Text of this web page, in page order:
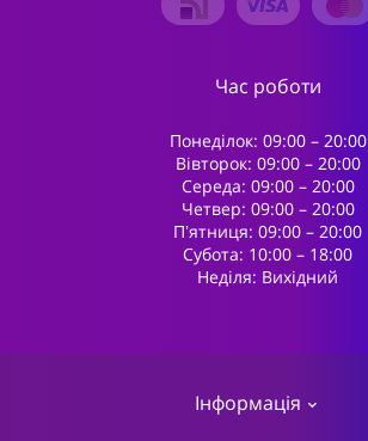
Інформація
Час роботи
Понеділок: 09:00 – 20:00
Вівторок: 09:00 – 20:00
Середа: 09:00 – 20:00
Четвер: 09:00 – 20:00
Пʼятниця: 09:00 – 20:00
Субота: 10:00 – 18:00
Неділя: Вихідний